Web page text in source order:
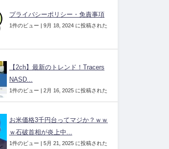
プライバシーポリシー・免責事項
1件のビュー | 9月 18, 2024 に投稿された
【2ch】最新のトレンド！Tracers
NASD...
1件のビュー | 2月 16, 2025 に投稿された
お米価格3千円台ってマジか？ｗｗ
ｗ石破首相が炎上中...
1件のビュー | 5月 21, 2025 に投稿された